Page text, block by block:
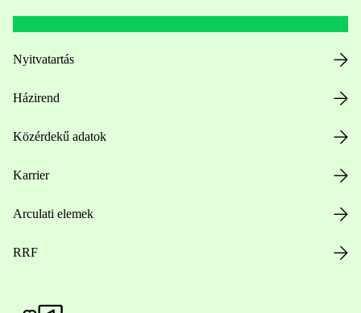
Nyitvatartás
Házirend
Közérdekű adatok
Karrier
Arculati elemek
RRF